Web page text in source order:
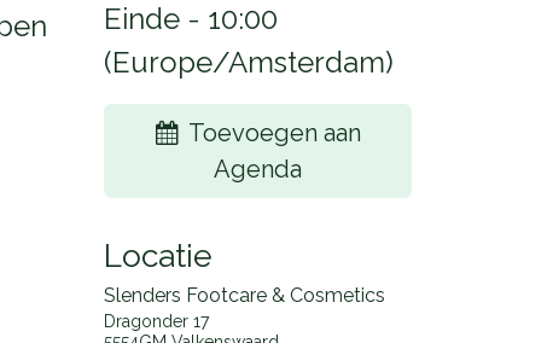
Einde - 10:00
(Europe/Amsterdam)
Toevoegen aan
Agenda
Locatie
Slenders Footcare & Cosmetics
Dragonder 17